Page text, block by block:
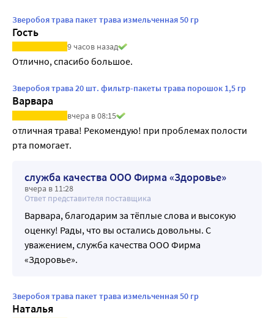
Зверобоя трава пакет трава измельченная 50 гр
Гость
9 часов назад
Отлично, спасибо большое.
Зверобоя трава 20 шт. фильтр-пакеты трава порошок 1,5 гр
Варвара
вчера в 08:15
отличная трава! Рекомендую! при проблемах полости
рта помогает.
служба качества ООО Фирма «Здоровье»
вчера в 11:28
Ответ представителя поставщика
Варвара, благодарим за тёплые слова и высокую
оценку! Рады, что вы остались довольны. С
уважением, служба качества ООО Фирма
«Здоровье».
Зверобоя трава пакет трава измельченная 50 гр
Наталья